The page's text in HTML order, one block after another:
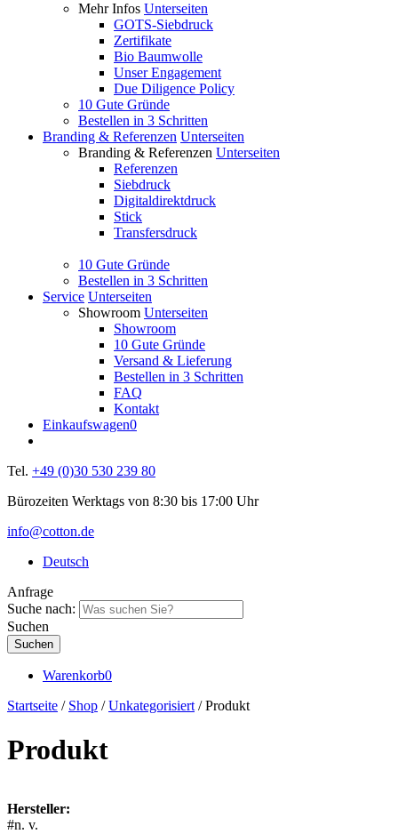
Mehr Infos Unterseiten
GOTS-Siebdruck
Zertifikate
Bio Baumwolle
Unser Engagement
Due Diligence Policy
10 Gute Gründe
Bestellen in 3 Schritten
Branding & Referenzen Unterseiten
Branding & Referenzen Unterseiten
Referenzen
Siebdruck
Digitaldirektdruck
Stick
Transfersdruck
10 Gute Gründe
Bestellen in 3 Schritten
Service Unterseiten
Showroom Unterseiten
Showroom
10 Gute Gründe
Versand & Lieferung
Bestellen in 3 Schritten
FAQ
Kontakt
Einkaufswagen0
Tel. +49 (0)30 530 239 80
Bürozeiten Werktags von 8:30 bis 17:00 Uhr
info@cotton.de
Deutsch
Anfrage
Suche nach:
Suchen
Warenkorb0
Startseite / Shop /Unkategorisiert/ Produkt
Produkt
Hersteller:
#n. v.